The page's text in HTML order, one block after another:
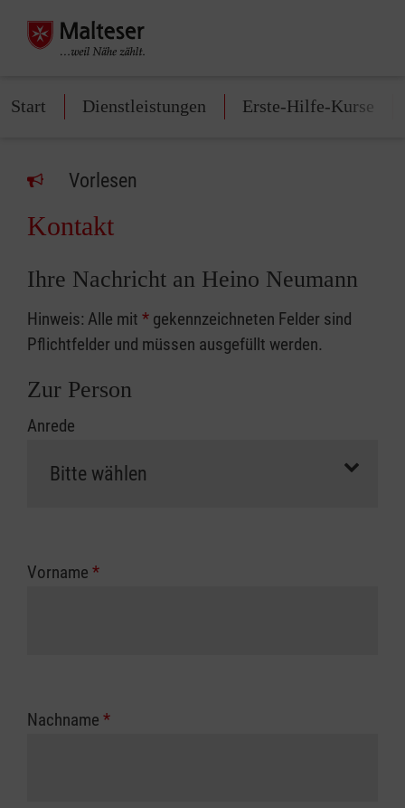
Start Dienstleistungen Erste-Hilfe-Kurse
Vorlesen
Kontakt
Ihre Nachricht an Heino Neumann
Hinweis: Alle mit * gekennzeichneten Felder sind
Pflichtfelder und müssen ausgefüllt werden.
Zur Person
Anrede
Vorname *
Nachname *